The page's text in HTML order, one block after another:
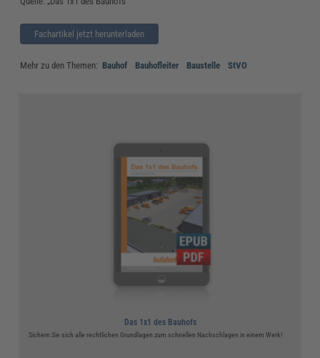
Fachartikel jetzt herunterladen
Mehr zu den Themen: Bauhof Bauhofleiter Baustelle StVO
Das 1x1 des Bauhofs
Sichern Sie sich alle rechtlichen Grundlagen zum schnellen Nachschlagen in einem Werk!